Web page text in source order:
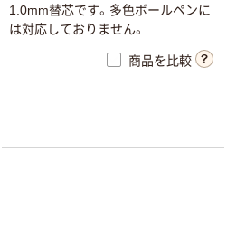
1 .0mm替芯です。 多色ボールペンに
は対応しており ません。
商品を比較